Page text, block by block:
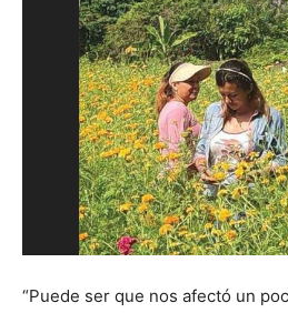
“Puede ser que nos afectó un